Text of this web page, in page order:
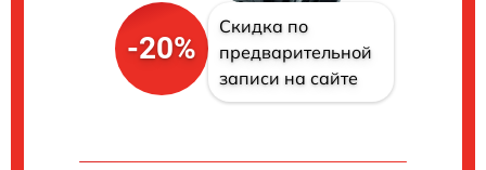
-20%
Скидка по
предварительной
записи на сайте